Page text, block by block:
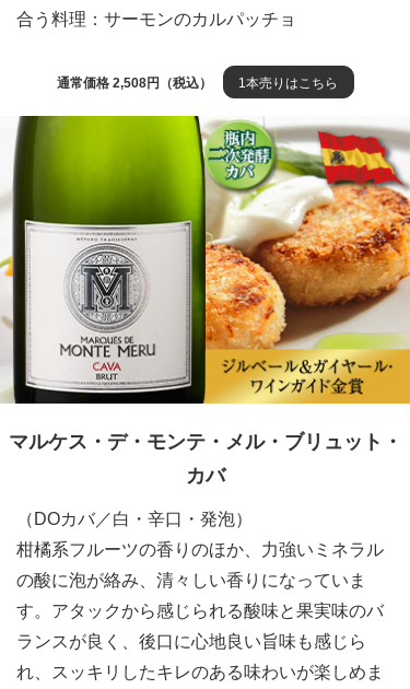
合う料理：サーモンのカルパッチョ
通常価格 2,508円（税込） 1本売りはこちら
マルケス・デ・モンテ・メル・ブリュット・
カバ
（DOカバ／白・辛口・発泡）
柑橘系フルーツの香りのほか、力強いミネラル
の酸に泡が絡み、清々しい香りになっていま
す。アタックから感じられる酸味と果実味のバ
ランスが良く、後口に心地良い旨味も感じら
れ、スッキリしたキレのある味わいが楽しめま